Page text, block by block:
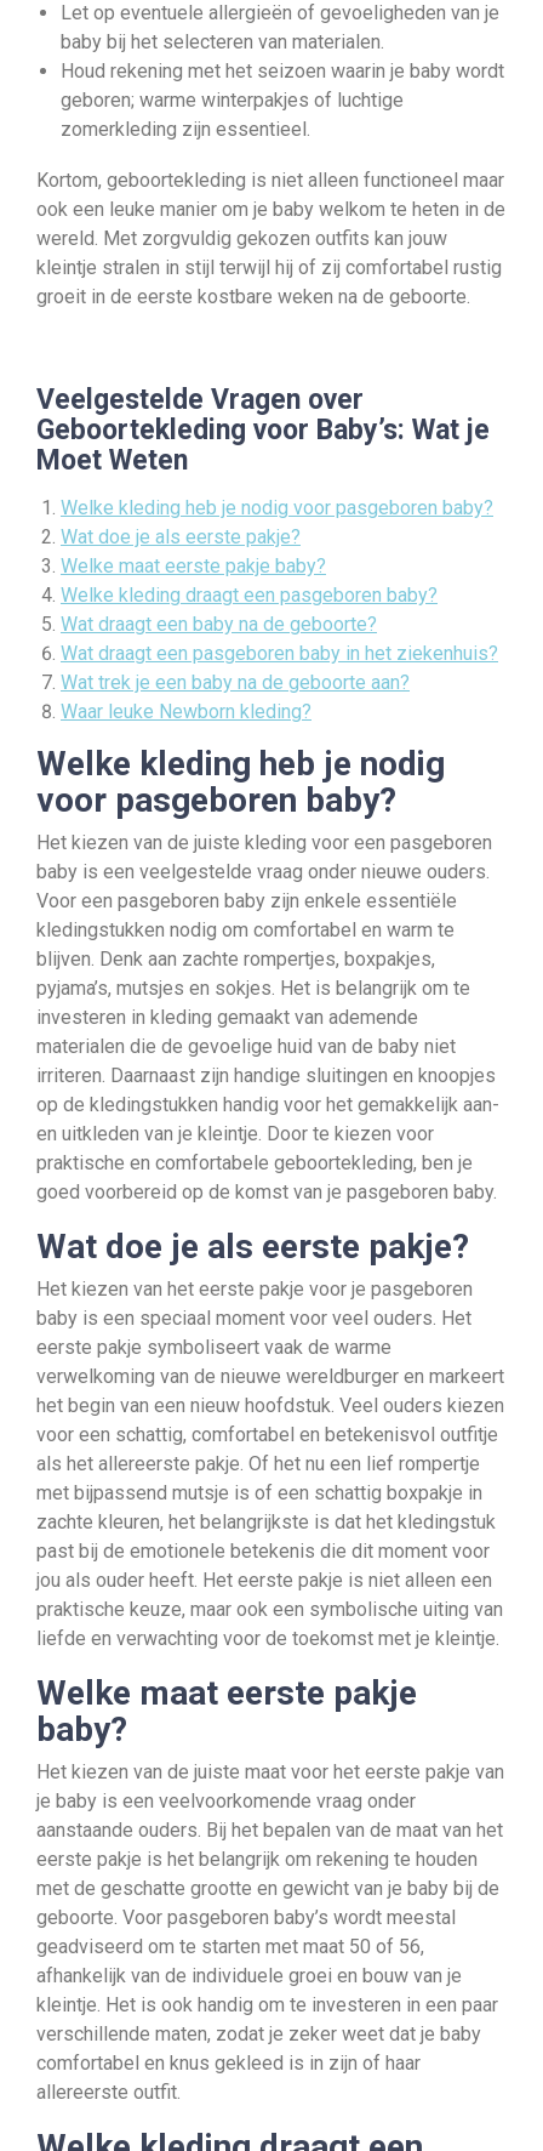
Let op eventuele allergieën of gevoeligheden van je
baby bij het selecteren van materialen.
Houd rekening met het seizoen waarin je baby wordt
geboren; warme winterpakjes of luchtige
zomerkleding zijn essentieel.
Kortom, geboortekleding is niet alleen functioneel maar
ook een leuke manier om je baby welkom te heten in de
wereld. Met zorgvuldig gekozen outfits kan jouw
kleintje stralen in stijl terwijl hij of zij comfortabel rustig
groeit in de eerste kostbare weken na de geboorte.
Veelgestelde Vragen over
Geboortekleding voor Baby’s: Wat je
Moet Weten
Welke kleding heb je nodig voor pasgeboren baby?
Wat doe je als eerste pakje?
Welke maat eerste pakje baby?
Welke kleding draagt een pasgeboren baby?
Wat draagt een baby na de geboorte?
Wat draagt een pasgeboren baby in het ziekenhuis?
Wat trek je een baby na de geboorte aan?
Waar leuke Newborn kleding?
Welke kleding heb je nodig
voor pasgeboren baby?
Het kiezen van de juiste kleding voor een pasgeboren
baby is een veelgestelde vraag onder nieuwe ouders.
Voor een pasgeboren baby zijn enkele essentiële
kledingstukken nodig om comfortabel en warm te
blijven. Denk aan zachte rompertjes, boxpakjes,
pyjama’s, mutsjes en sokjes. Het is belangrijk om te
investeren in kleding gemaakt van ademende
materialen die de gevoelige huid van de baby niet
irriteren. Daarnaast zijn handige sluitingen en knoopjes
op de kledingstukken handig voor het gemakkelijk aan-
en uitkleden van je kleintje. Door te kiezen voor
praktische en comfortabele geboortekleding, ben je
goed voorbereid op de komst van je pasgeboren baby.
Wat doe je als eerste pakje?
Het kiezen van het eerste pakje voor je pasgeboren
baby is een speciaal moment voor veel ouders. Het
eerste pakje symboliseert vaak de warme
verwelkoming van de nieuwe wereldburger en markeert
het begin van een nieuw hoofdstuk. Veel ouders kiezen
voor een schattig, comfortabel en betekenisvol outfitje
als het allereerste pakje. Of het nu een lief rompertje
met bijpassend mutsje is of een schattig boxpakje in
zachte kleuren, het belangrijkste is dat het kledingstuk
past bij de emotionele betekenis die dit moment voor
jou als ouder heeft. Het eerste pakje is niet alleen een
praktische keuze, maar ook een symbolische uiting van
liefde en verwachting voor de toekomst met je kleintje.
Welke maat eerste pakje
baby?
Het kiezen van de juiste maat voor het eerste pakje van
je baby is een veelvoorkomende vraag onder
aanstaande ouders. Bij het bepalen van de maat van het
eerste pakje is het belangrijk om rekening te houden
met de geschatte grootte en gewicht van je baby bij de
geboorte. Voor pasgeboren baby’s wordt meestal
geadviseerd om te starten met maat 50 of 56,
afhankelijk van de individuele groei en bouw van je
kleintje. Het is ook handig om te investeren in een paar
verschillende maten, zodat je zeker weet dat je baby
comfortabel en knus gekleed is in zijn of haar
allereerste outfit.